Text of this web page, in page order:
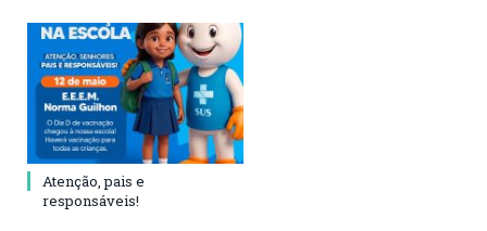
Atenção, pais e
responsáveis!